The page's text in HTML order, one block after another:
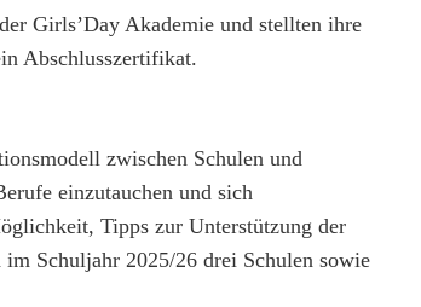
Girls’Day Akademie und stellten ihre
Abschlusszertifikat.
zwischen Schulen und
einzutauchen und sich
Tipps zur Unterstützung der
Schuljahr 2025/26 drei Schulen sowie